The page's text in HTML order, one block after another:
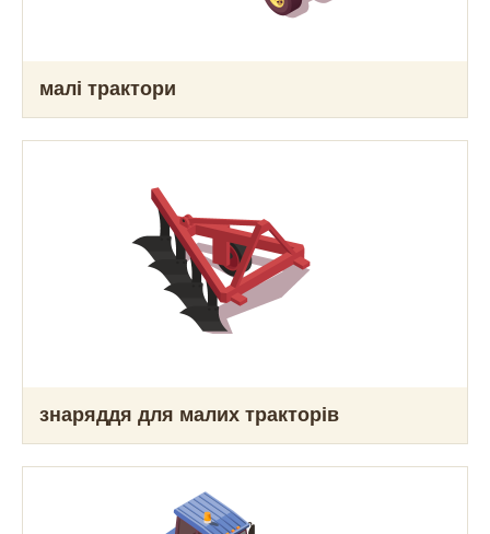
малі трактори
знаряддя для малих тракторів